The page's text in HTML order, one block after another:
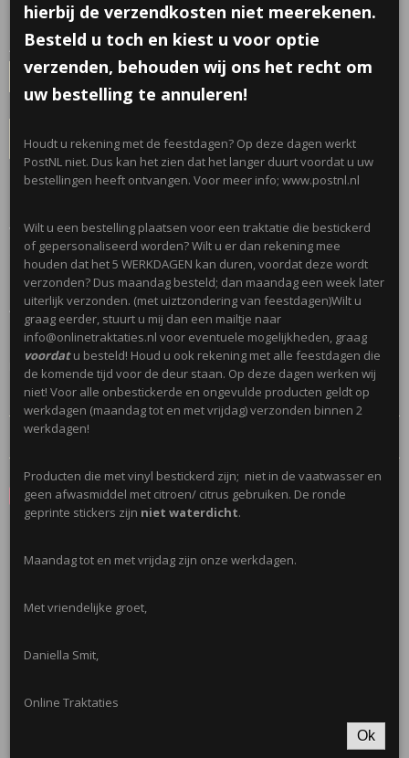
Op voorraad - Levertijd 2 werkdagen
Aantal
IN WINKELWAGEN
Verschillende kleuren doosjes in de vorm van auto's. Worden gemixt
geleverd.
Afmeting: 6,5 x 4 x 2,5 cm
Niet geschikt onder 3 jaar.
Reacties
Save
hierbij de verzendkosten niet meerekenen.
Besteld u toch en kiest u voor optie
verzenden, behouden wij ons het recht om
uw bestelling te annuleren!
Houdt u rekening met de feestdagen? Op deze dagen werkt
PostNL niet. Dus kan het zien dat het langer duurt voordat u uw
bestellingen heeft ontvangen. Voor meer info; www.postnl.nl
Wilt u een bestelling plaatsen voor een traktatie die bestickerd
of gepersonaliseerd worden? Wilt u er dan rekening mee
houden dat het 5 WERKDAGEN kan duren, voordat deze wordt
verzonden? Dus maandag besteld; dan maandag een week later
uiterlijk verzonden. (met uiztzondering van feestdagen)Wilt u
graag eerder, stuurt u mij dan een mailtje naar
info@onlinetraktaties.nl voor eventuele mogelijkheden, graag
voordatu besteld! Houd u ook rekening met alle feestdagen die
de komende tijd voor de deur staan. Op deze dagen werken wij
niet! Voor alle onbestickerde en ongevulde producten geldt op
werkdagen (maandag tot en met vrijdag) verzonden binnen 2
werkdagen!
Producten die met vinyl bestickerd zijn; niet in de vaatwasser en
geen afwasmiddel met citroen/ citrus gebruiken. De ronde
geprinte stickers zijn niet waterdicht.
Maandag tot en met vrijdag zijn onze werkdagen.
Met vriendelijke groet,
Daniella Smit,
Online Traktaties
Ok